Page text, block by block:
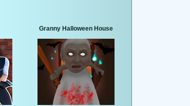
Granny Halloween House